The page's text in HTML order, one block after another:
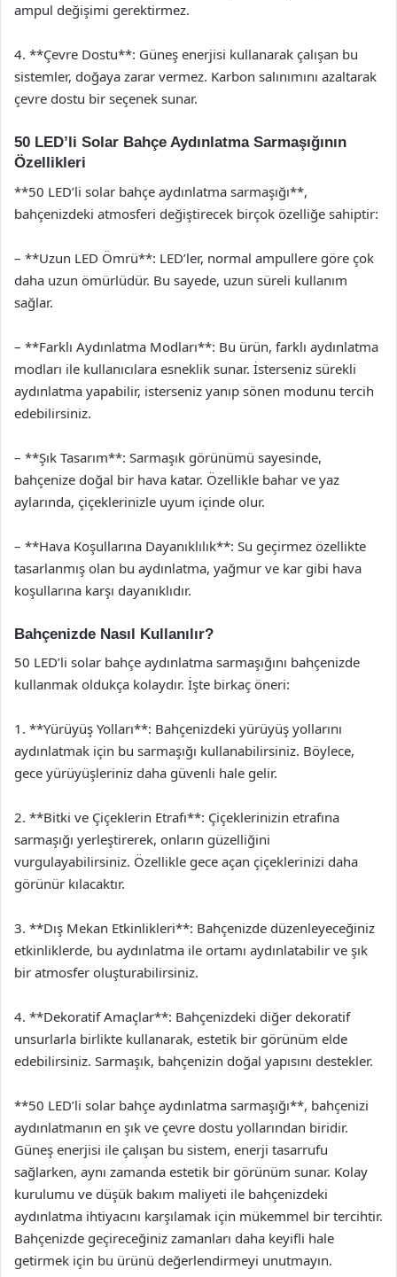
ampul değişimi gerektirmez.
4. **Çevre Dostu**: Güneş enerjisi kullanarak çalışan bu
sistemler, doğaya zarar vermez. Karbon salınımını azaltarak
çevre dostu bir seçenek sunar.
50 LED’li Solar Bahçe Aydınlatma Sarmaşığının
Özellikleri
**50 LED’li solar bahçe aydınlatma sarmaşığı**,
bahçenizdeki atmosferi değiştirecek birçok özelliğe sahiptir:
– **Uzun LED Ömrü**: LED’ler, normal ampullere göre çok
daha uzun ömürlüdür. Bu sayede, uzun süreli kullanım
sağlar.
– **Farklı Aydınlatma Modları**: Bu ürün, farklı aydınlatma
modları ile kullanıcılara esneklik sunar. İsterseniz sürekli
aydınlatma yapabilir, isterseniz yanıp sönen modunu tercih
edebilirsiniz.
– **Şık Tasarım**: Sarmaşık görünümü sayesinde,
bahçenize doğal bir hava katar. Özellikle bahar ve yaz
aylarında, çiçeklerinizle uyum içinde olur.
– **Hava Koşullarına Dayanıklılık**: Su geçirmez özellikte
tasarlanmış olan bu aydınlatma, yağmur ve kar gibi hava
koşullarına karşı dayanıklıdır.
Bahçenizde Nasıl Kullanılır?
50 LED’li solar bahçe aydınlatma sarmaşığını bahçenizde
kullanmak oldukça kolaydır. İşte birkaç öneri:
1. **Yürüyüş Yolları**: Bahçenizdeki yürüyüş yollarını
aydınlatmak için bu sarmaşığı kullanabilirsiniz. Böylece,
gece yürüyüşleriniz daha güvenli hale gelir.
2. **Bitki ve Çiçeklerin Etrafı**: Çiçeklerinizin etrafına
sarmaşığı yerleştirerek, onların güzelliğini
vurgulayabilirsiniz. Özellikle gece açan çiçeklerinizi daha
görünür kılacaktır.
3. **Dış Mekan Etkinlikleri**: Bahçenizde düzenleyeceğiniz
etkinliklerde, bu aydınlatma ile ortamı aydınlatabilir ve şık
bir atmosfer oluşturabilirsiniz.
4. **Dekoratif Amaçlar**: Bahçenizdeki diğer dekoratif
unsurlarla birlikte kullanarak, estetik bir görünüm elde
edebilirsiniz. Sarmaşık, bahçenizin doğal yapısını destekler.
**50 LED’li solar bahçe aydınlatma sarmaşığı**, bahçenizi
aydınlatmanın en şık ve çevre dostu yollarından biridir.
Güneş enerjisi ile çalışan bu sistem, enerji tasarrufu
sağlarken, aynı zamanda estetik bir görünüm sunar. Kolay
kurulumu ve düşük bakım maliyeti ile bahçenizdeki
aydınlatma ihtiyacını karşılamak için mükemmel bir tercihtir.
Bahçenizde geçireceğiniz zamanları daha keyifli hale
getirmek için bu ürünü değerlendirmeyi unutmayın.